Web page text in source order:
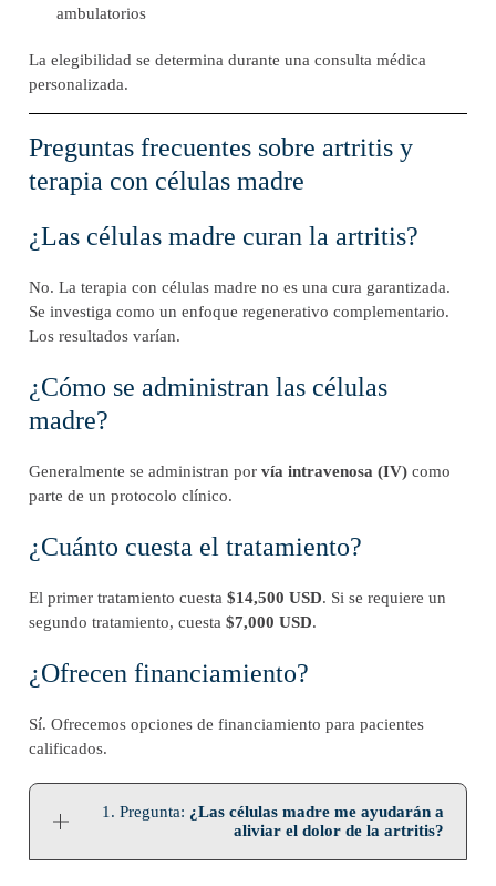
ambulatorios
La elegibilidad se determina durante una consulta médica
personalizada.
Preguntas frecuentes sobre artritis y
terapia con células madre
¿Las células madre curan la artritis?
No. La terapia con células madre no es una cura garantizada.
Se investiga como un enfoque regenerativo complementario.
Los resultados varían.
¿Cómo se administran las células
madre?
Generalmente se administran por vía intravenosa (IV) como
parte de un protocolo clínico.
¿Cuánto cuesta el tratamiento?
El primer tratamiento cuesta $14,500 USD. Si se requiere un
segundo tratamiento, cuesta $7,000 USD.
¿Ofrecen financiamiento?
Sí. Ofrecemos opciones de financiamiento para pacientes
calificados.
1. Pregunta: ¿Las células madre me ayudarán a
aliviar el dolor de la artritis?